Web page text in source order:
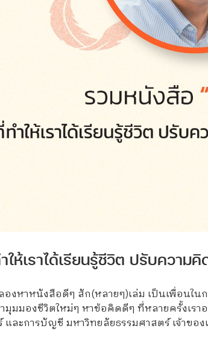
ห้เราได้เรียนรู้ชีวิต ปรับความคิ
หาหนังสือดีๆ สัก(หลายๆ)เล่ม เป็นเพื่อนใน
มมองชีวิตใหม่ๆ หาข้อคิดดีๆ ที่หลายครั้งเร
ะการบัญชี มหาวิทยลัยธรรมศาสตร์ เจ้าของเ